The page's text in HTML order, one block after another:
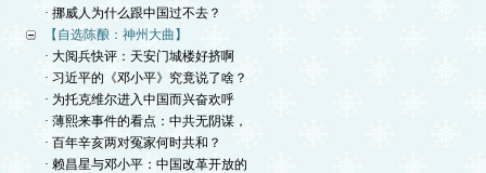
· 挪威人为什么跟中国过不去？
【自选陈酿：神州大曲】
· 大阅兵快评：天安门城楼好挤啊
· 习近平的《邓小平》究竟说了啥？
· 为托克维尔进入中国而兴奋欢呼
· 薄熙来事件的看点：中共无阴谋，
· 百年辛亥两对冤家何时共和？
· 赖昌星与邓小平：中国改革开放的